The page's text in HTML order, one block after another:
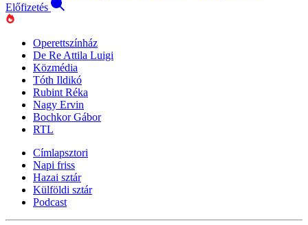
Előfizetés
Operettszínház
De Re Attila Luigi
Közmédia
Tóth Ildikó
Rubint Réka
Nagy Ervin
Bochkor Gábor
RTL
Címlapsztori
Napi friss
Hazai sztár
Külföldi sztár
Podcast